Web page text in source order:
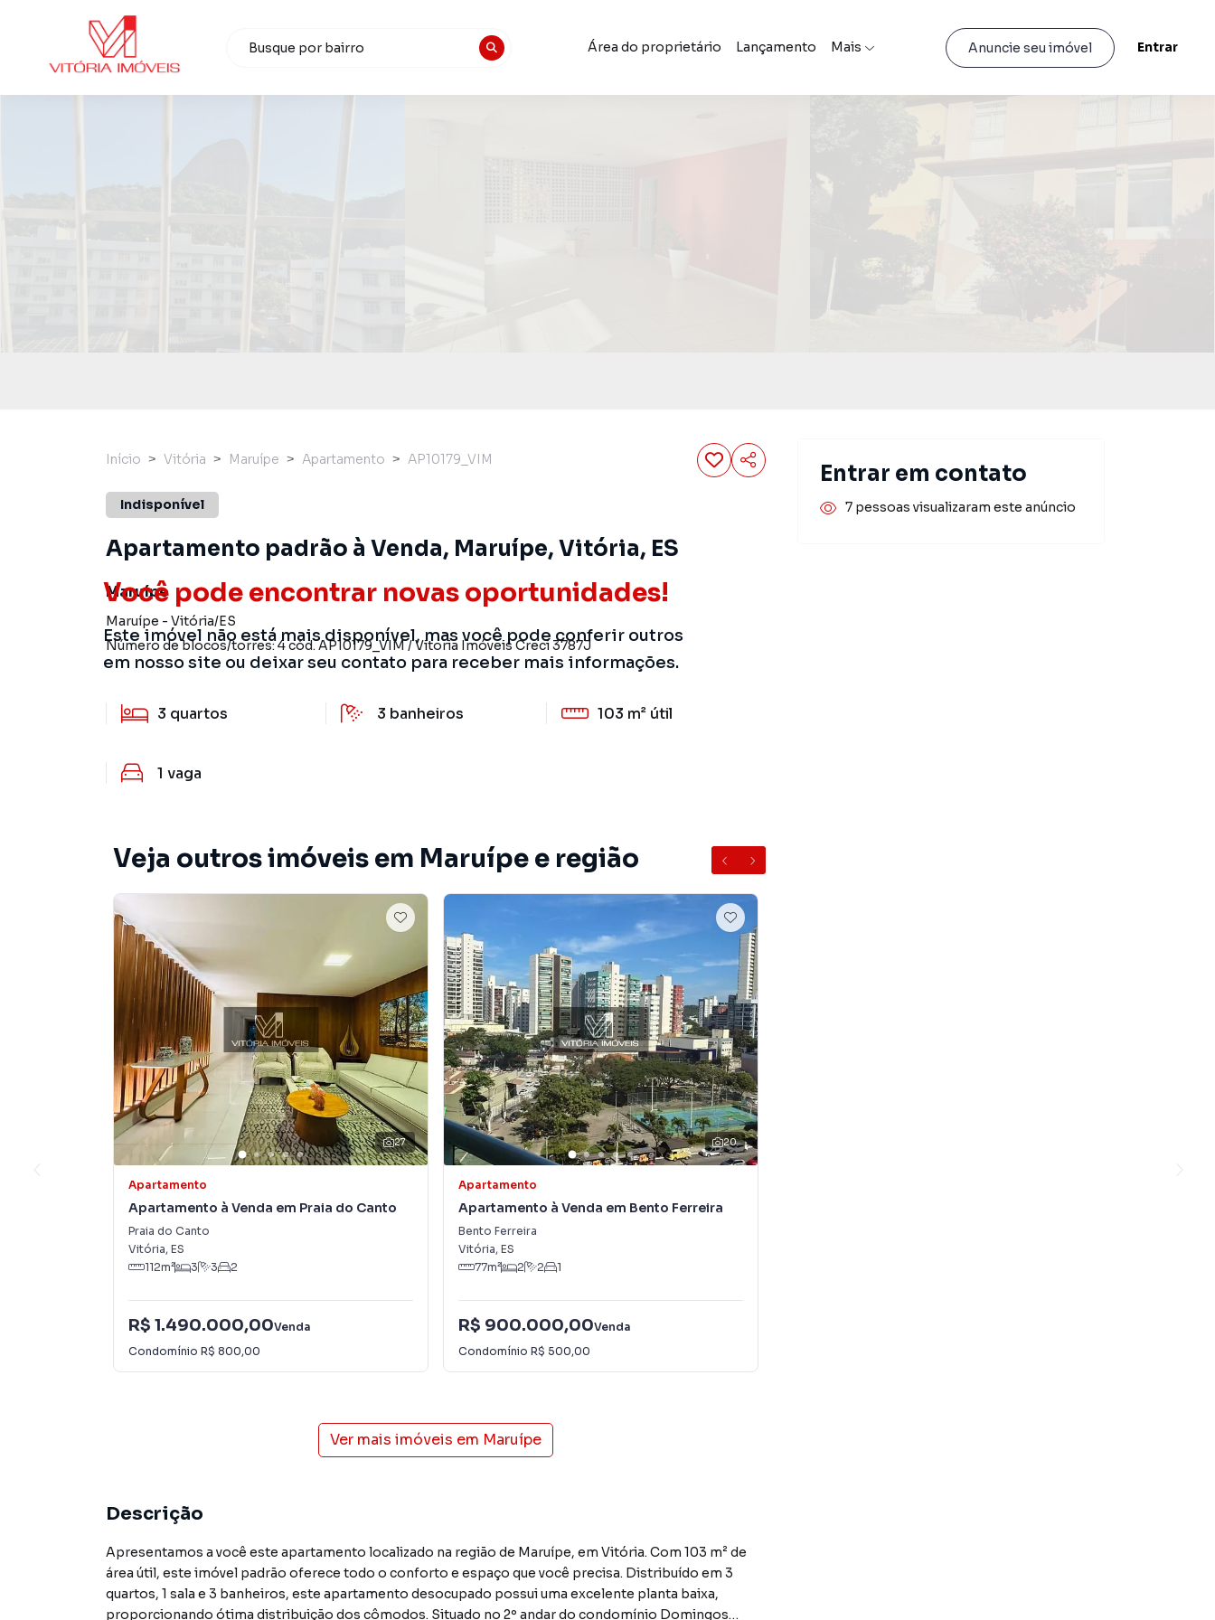
Área do proprietário Lançamento Mais Anuncie seu imóvel Entrar
Você pode encontrar novas oportunidades!
Este imóvel não está mais disponível, mas você pode conferir outros
em nosso site ou deixar seu contato para receber mais informações.
Início Vitória Maruípe Apartamento AP10179_VIM
Indisponível
Apartamento padrão à Venda, Maruípe, Vitória, ES
Maruípe
Maruípe - Vitória/ES
Número de blocos/torres:4cód.AP10179_VIM/Vitoria ImóveisCreci3787J
3 quartos 3 banheiros 103 m² útil
1 vaga
Veja outros imóveis em Maruípe e região
27
Apartamento
Apartamento à Venda em Praia do Canto
Praia do Canto
Vitória, ES
112m² 3 3 2
R$ 1.490.000,00Venda
Condomínio R$ 800,00
20
Apartamento
Apartamento à Venda em Bento Ferreira
Bento Ferreira
Vitória, ES
77m² 2 2 1
R$ 900.000,00Venda
Condomínio R$ 500,00
Ver mais imóveis em Maruípe
Descrição
Apresentamos a você este apartamento localizado na região de Maruípe, em Vitória. Com 103 m² de
área útil, este imóvel padrão oferece todo o conforto e espaço que você precisa. Distribuído em 3
quartos, 1 sala e 3 banheiros, este apartamento desocupado possui uma excelente planta baixa,
proporcionando ótima distribuição dos cômodos. Situado no 2º andar do condomínio Domingos
Entrar em contato
7 pessoas visualizaram este anúncio